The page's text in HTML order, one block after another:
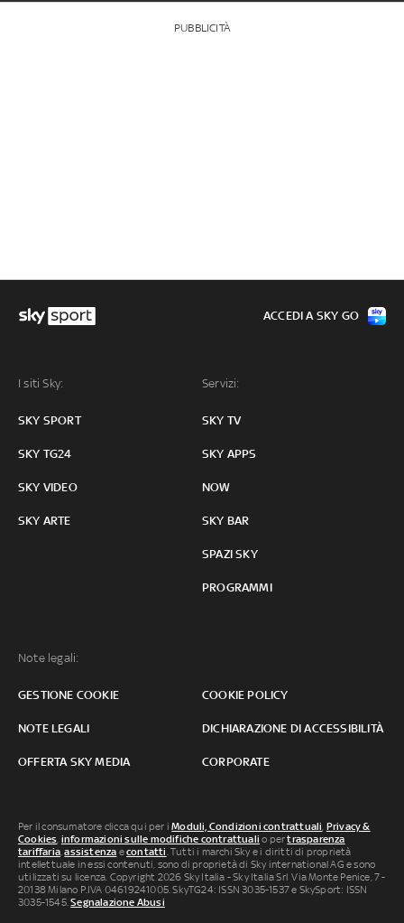
PUBBLICITÀ
I siti Sky:
SKY SPORT
SKY TG24
SKY VIDEO
SKY ARTE
Servizi:
SKY TV
SKY APPS
NOW
SKY BAR
SPAZI SKY
PROGRAMMI
Note legali:
GESTIONE COOKIE COOKIE POLICY
NOTE LEGALI DICHIARAZIONE DI ACCESSIBILITÀ
OFFERTA SKY MEDIA CORPORATE
ACCEDI A SKY GO
Per il consumatore clicca qui per iModuli, Condizioni contrattuali, Privacy &
Cookies, informazioni sulle modifiche contrattuali o pertrasparenza
tariffaria,assistenza econtatti. Tutti i marchi Sky e i diritti di proprietà
intellettuale in essi contenuti, sono di proprietà di Sky international AG e sono
utilizzati su licenza. Copyright 2026 Sky Italia - Sky Italia Srl Via Monte Penice, 7 -
20138 Milano P.IVA 04619241005. SkyTG24: ISSN 3035-1537 e SkySport: ISSN
3035-1545.Segnalazione Abusi